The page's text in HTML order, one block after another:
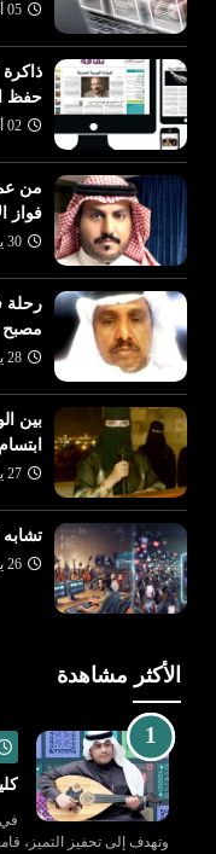
05 أغسطس 2026
حفظ
02 أغسطس 2026
من
فواز
30 يوليو 2026
رحلة
28 يوليو 2026
بين
27 يوليو 2026
26 يوليو 2026
الأكثر مشاهدة
في
وتهدف إلى تحفيز التميز،